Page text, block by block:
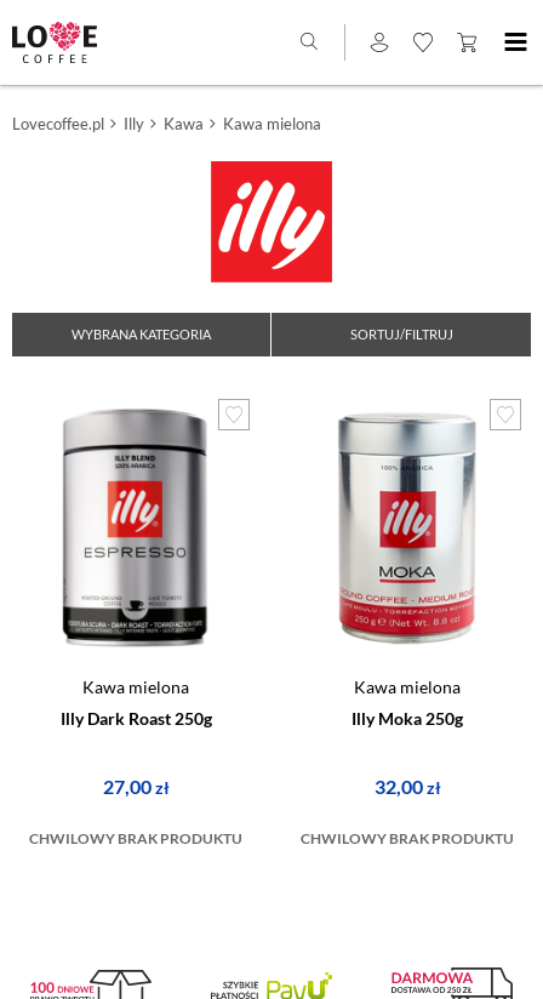
Lovecoffee.pl Illy Kawa Kawa mielona
WYBRANA KATEGORIA SORTUJ/FILTRUJ
Kawa mielona
Illy Dark Roast 250g
27,00zł
CHWILOWY BRAK PRODUKTU
Kawa mielona
Illy Moka 250g
32,00zł
CHWILOWY BRAK PRODUKTU